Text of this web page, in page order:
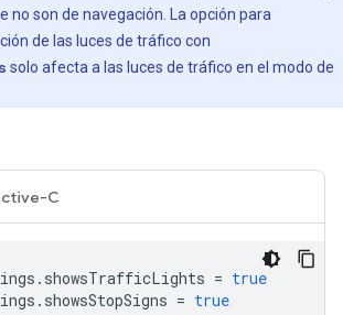
no son de navegación. La opción para
de las luces de tráfico con
solo afecta a las luces de tráfico en el modo de
C
. showsTrafficLights = true
. showsStopSigns = true